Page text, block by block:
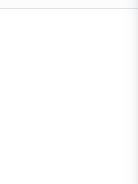
boligerne her.